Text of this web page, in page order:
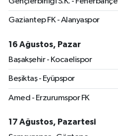
Gaziantep FK - Alanyaspor
16 Ağustos, Pazar
Başakşehir - Kocaelispor
Beşiktaş - Eyüpspor
Amed - Erzurumspor FK
17 Ağustos, Pazartesi